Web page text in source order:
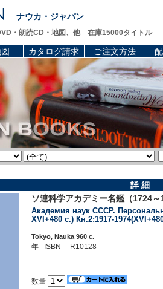
ナウカ・ジャパン
・朗読CD・地図、他 在庫15000タイトル
カタログ請求 ご注文方法
詳 細
ソ連科学アカデミー名鑑（1724
Академия наук СССР.
XVI+480 c.) Кн.2:1917-
Tokyo, Nauka 960 c.
年 ISBN R10128
数量